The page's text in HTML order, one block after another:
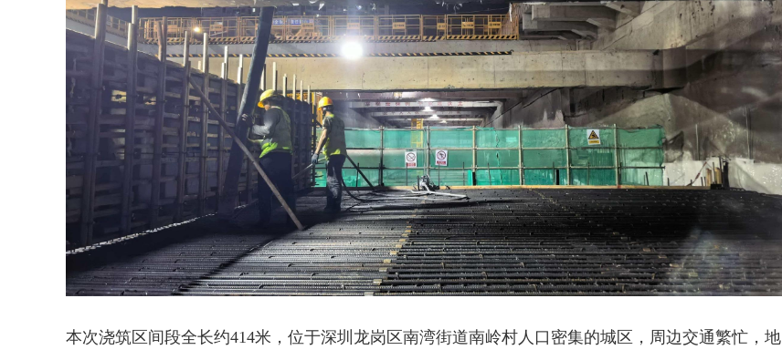
本次浇筑区间段全长约414米，位于深圳龙岗区南湾街道南岭村人口密集的城区，周边交通繁忙，地